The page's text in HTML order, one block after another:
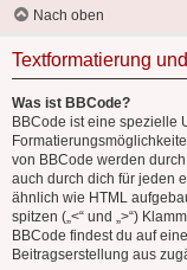
Nach oben
Textformatierung
Was ist BBCode?
BBCode ist eine spezielle
von BBCode werden
auch durch dich für jeden
ähnlich wie HTML
spitzen („<“ und „>“)
BBCode findest du auf
Beitragserstellung aus